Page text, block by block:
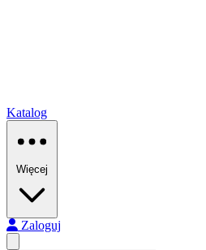
Katalog
Więcej
Zaloguj